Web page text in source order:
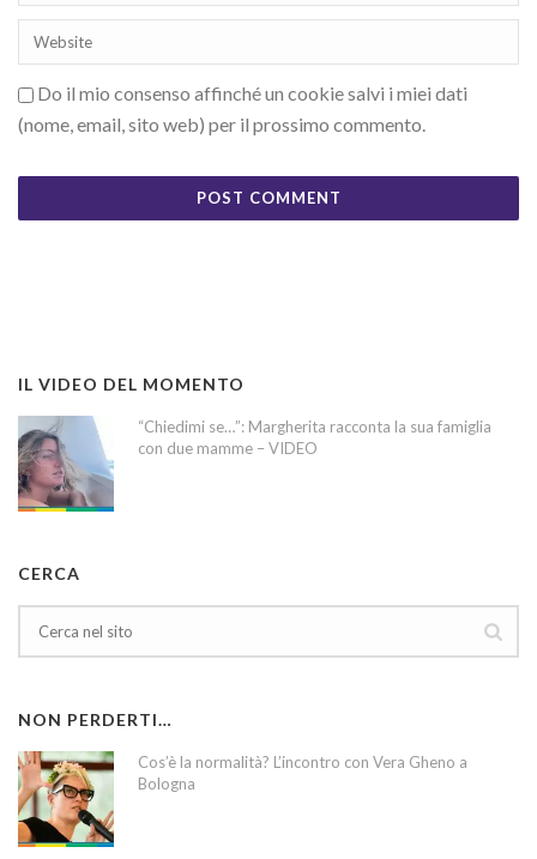
Do il mio consenso affinché un cookie salvi i miei dati
(nome, email, sito web) per il prossimo commento.
IL VIDEO DEL MOMENTO
“Chiedimi se…”: Margherita racconta la sua famiglia
con due mamme – VIDEO
CERCA
NON PERDERTI…
Cos’è la normalità? L’incontro con Vera Gheno a
Bologna